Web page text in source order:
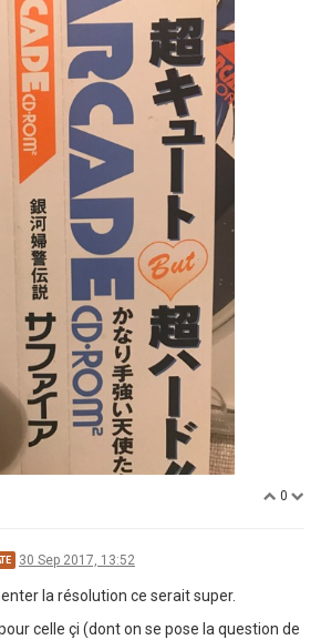
0
30 Sep 2017, 13:52
la résolution ce serait super.
celle çi (dont on se pose la question de